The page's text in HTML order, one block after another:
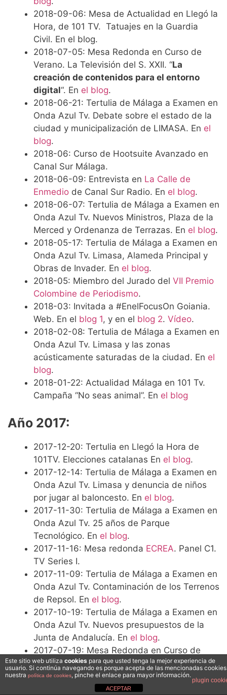
2018-09-06: Mesa de Actualidad en Llegó la
Hora, de 101 TV. Tatuajes en la Guardia
Civil. En el blog.
2018-07-05: Mesa Redonda en Curso de
Verano. La Televisión del S. XXII. “La
creación de contenidos para el entorno
digital“. En el blog.
2018-06-21: Tertulia de Málaga a Examen en
Onda Azul Tv. Debate sobre el estado de la
ciudad y municipalización de LIMASA. En el
blog.
2018-06: Curso de Hootsuite Avanzado en
Canal Sur Málaga.
2018-06-09: Entrevista en La Calle de
Enmedio de Canal Sur Radio. En el blog.
2018-06-07: Tertulia de Málaga a Examen en
Onda Azul Tv. Nuevos Ministros, Plaza de la
Merced y Ordenanza de Terrazas. En el blog.
2018-05-17: Tertulia de Málaga a Examen en
Onda Azul Tv. Limasa, Alameda Principal y
Obras de Invader. En el blog.
2018-05: Miembro del Jurado del VII Premio
Colombine de Periodismo.
2018-03: Invitada a #EnelFocusOn Goiania.
Web. En el blog 1, y en el blog 2. Vídeo.
2018-02-08: Tertulia de Málaga a Examen en
Onda Azul Tv. Limasa y las zonas
acústicamente saturadas de la ciudad. En el
blog.
2018-01-22: Actualidad Málaga en 101 Tv.
Campaña “No seas animal”. En el blog
Año 2017:
2017-12-20: Tertulia en Llegó la Hora de
101TV. Elecciones catalanas En el blog.
2017-12-14: Tertulia de Málaga a Examen en
Onda Azul Tv. Limasa y denuncia de niños
por jugar al baloncesto. En el blog.
2017-11-30: Tertulia de Málaga a Examen en
Onda Azul Tv. 25 años de Parque
Tecnológico. En el blog.
2017-11-16: Mesa redonda ECREA. Panel C1.
TV Series I.
2017-11-09: Tertulia de Málaga a Examen en
Onda Azul Tv. Contaminación de los Terrenos
de Repsol. En el blog.
2017-10-19: Tertulia de Málaga a Examen en
Onda Azul Tv. Nuevos presupuestos de la
Junta de Andalucía. En el blog.
2017-07-19: Mesa Redonda en Curso de
Verano de Juego de Tronos. “ Juego de
Tronos en la era de la Quality TV”. Enel
Este sitio web utiliza cookies para que usted tenga la mejor experiencia de
usuario. Si continúa navegando es porque acepta de las mencionadas
nuestra política de cookies, pinche el enlace para mayor información.
plugin
ACEPTAR